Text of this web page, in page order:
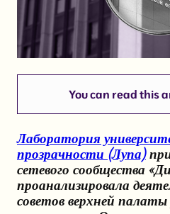
You can read this
Лаборатория
прозрачности (Лупа)
сетевого сообщества
проанализировала
советов верхней палаты